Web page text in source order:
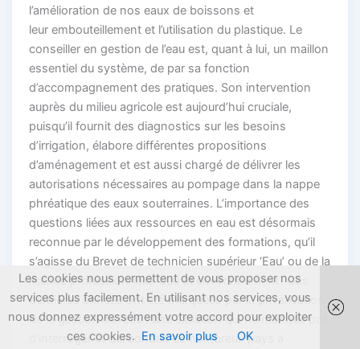
l’amélioration de nos eaux de boissons et
leur embouteillement et l’utilisation du plastique. Le
conseiller en gestion de l’eau est, quant à lui, un maillon
essentiel du système, de par sa fonction
d’accompagnement des pratiques. Son intervention
auprès du milieu agricole est aujourd’hui cruciale,
puisqu’il fournit des diagnostics sur les besoins
d’irrigation, élabore différentes propositions
d’aménagement et est aussi chargé de délivrer les
autorisations nécessaires au pompage dans la nappe
phréatique des eaux souterraines. L’importance des
questions liées aux ressources en eau est désormais
reconnue par le développement des formations, qu’il
s’agisse du Brevet de technicien supérieur ‘Eau’ ou de la
licence professionnelle ‘Eau et environnement’. Ces
dernières années ont été marquées par la privatisation
de la gestion de l’eau : une situation qui ne manque pas
d’interroger et qui conduit de nombreux pays à
Les cookies nous permettent de vous proposer nos
services plus facilement. En utilisant nos services, vous
nous donnez expressément votre accord pour exploiter
ces cookies. En savoir plus OK